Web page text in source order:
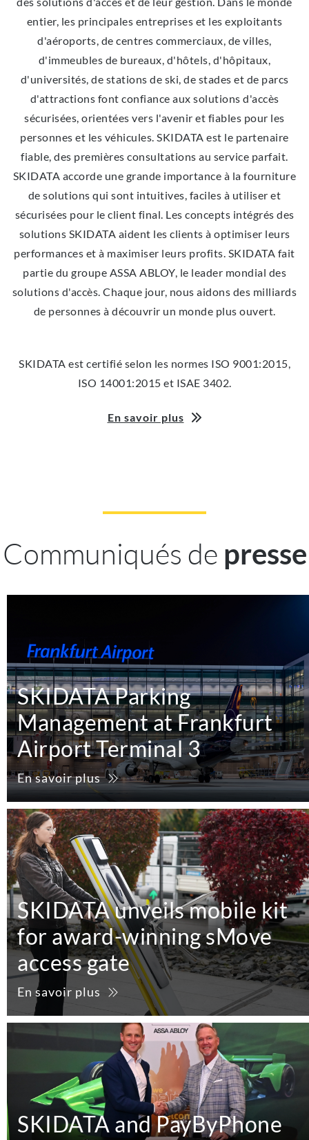
entier, les principales entreprises et les exploitants
d'aéroports, de centres commerciaux, de villes,
d'immeubles de bureaux, d'hôtels, d'hôpitaux,
d'universités, de stations de ski, de stades et de parcs
d'attractions font confiance aux solutions d'accès
sécurisées, orientées vers l'avenir et fiables pour les
personnes et les véhicules. SKIDATA est le partenaire
fiable, des premières consultations au service parfait.
SKIDATA accorde une grande importance à la fourniture
de solutions qui sont intuitives, faciles à utiliser et
sécurisées pour le client final. Les concepts intégrés des
solutions SKIDATA aident les clients à optimiser leurs
performances et à maximiser leurs profits. SKIDATA fait
partie du groupe ASSA ABLOY, le leader mondial des
solutions d'accès. Chaque jour, nous aidons des milliards
de personnes à découvrir un monde plus ouvert.
SKIDATA est certifié selon les normes ISO 9001:2015,
ISO 14001:2015 et ISAE 3402.
En savoir plus
Communiqués de presse
SKIDATA Parking
Management at Frankfurt
Airport Terminal 3
En savoir plus
SKIDATA unveils mobile kit
for award-winning sMove
access gate
En savoir plus
SKIDATA and PayByPhone